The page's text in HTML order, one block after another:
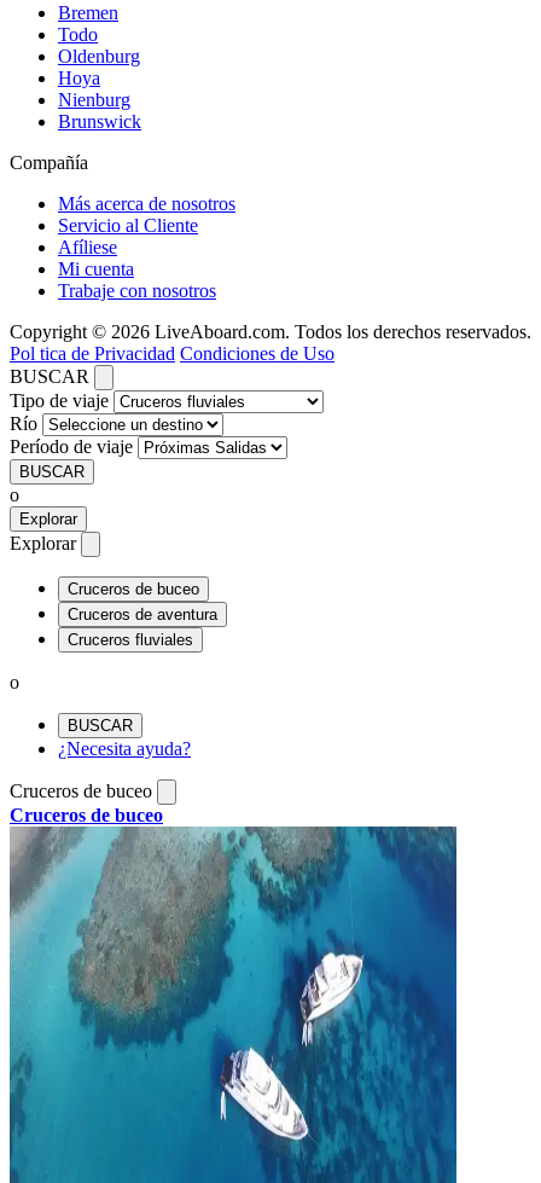
Bremen
Todo
Oldenburg
Hoya
Nienburg
Brunswick
Compañía
Más acerca de nosotros
Servicio al Cliente
Afíliese
Mi cuenta
Trabaje con nosotros
Copyright © 2026 LiveAboard.com. Todos los derechos reservados.
Pol tica de Privacidad Condiciones de Uso
BUSCAR
Tipo de viaje
Río
Período de viaje
BUSCAR
o
Explorar
Explorar
Cruceros de buceo
Cruceros de aventura
Cruceros fluviales
o
BUSCAR
¿Necesita ayuda?
Cruceros de buceo
Cruceros de buceo